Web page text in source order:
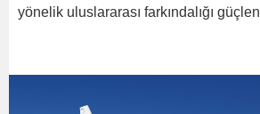
yönelik uluslararası farkındalığı